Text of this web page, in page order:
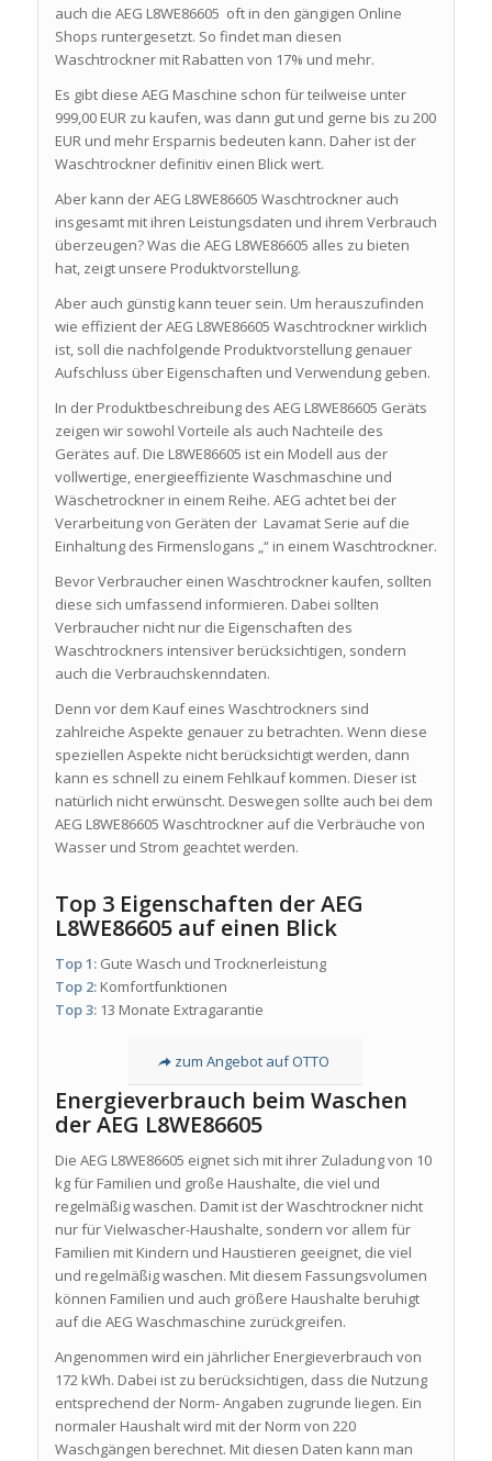
auch die AEG L8WE86605 oft in den gängigen Online
Shops runtergesetzt. So findet man diesen
Waschtrockner mit Rabatten von 17% und mehr.
Es gibt diese AEG Maschine schon für teilweise unter
999,00 EUR zu kaufen, was dann gut und gerne bis zu 200
EUR und mehr Ersparnis bedeuten kann. Daher ist der
Waschtrockner definitiv einen Blick wert.
Aber kann der AEG L8WE86605 Waschtrockner auch
insgesamt mit ihren Leistungsdaten und ihrem Verbrauch
überzeugen? Was die AEG L8WE86605 alles zu bieten
hat, zeigt unsere Produktvorstellung.
Aber auch günstig kann teuer sein. Um herauszufinden
wie effizient der AEG L8WE86605 Waschtrockner wirklich
ist, soll die nachfolgende Produktvorstellung genauer
Aufschluss über Eigenschaften und Verwendung geben.
In der Produktbeschreibung des AEG L8WE86605 Geräts
zeigen wir sowohl Vorteile als auch Nachteile des
Gerätes auf. Die L8WE86605 ist ein Modell aus der
vollwertige, energieeffiziente Waschmaschine und
Wäschetrockner in einem Reihe. AEG achtet bei der
Verarbeitung von Geräten der Lavamat Serie auf die
Einhaltung des Firmenslogans „“ in einem Waschtrockner.
Bevor Verbraucher einen Waschtrockner kaufen, sollten
diese sich umfassend informieren. Dabei sollten
Verbraucher nicht nur die Eigenschaften des
Waschtrockners intensiver berücksichtigen, sondern
auch die Verbrauchskenndaten.
Denn vor dem Kauf eines Waschtrockners sind
zahlreiche Aspekte genauer zu betrachten. Wenn diese
speziellen Aspekte nicht berücksichtigt werden, dann
kann es schnell zu einem Fehlkauf kommen. Dieser ist
natürlich nicht erwünscht. Deswegen sollte auch bei dem
AEG L8WE86605 Waschtrockner auf die Verbräuche von
Wasser und Strom geachtet werden.
Top 3 Eigenschaften der AEG
L8WE86605 auf einen Blick
Top 1: Gute Wasch und Trocknerleistung
Top 2: Komfortfunktionen
Top 3: 13 Monate Extragarantie
zum Angebot auf OTTO
Energieverbrauch beim Waschen
der AEG L8WE86605
Die AEG L8WE86605 eignet sich mit ihrer Zuladung von 10
kg für Familien und große Haushalte, die viel und
regelmäßig waschen. Damit ist der Waschtrockner nicht
nur für Vielwascher-Haushalte, sondern vor allem für
Familien mit Kindern und Haustieren geeignet, die viel
und regelmäßig waschen. Mit diesem Fassungsvolumen
können Familien und auch größere Haushalte beruhigt
auf die AEG Waschmaschine zurückgreifen.
Angenommen wird ein jährlicher Energieverbrauch von
172 kWh. Dabei ist zu berücksichtigen, dass die Nutzung
entsprechend der Norm- Angaben zugrunde liegen. Ein
normaler Haushalt wird mit der Norm von 220
Waschgängen berechnet. Mit diesen Daten kann man